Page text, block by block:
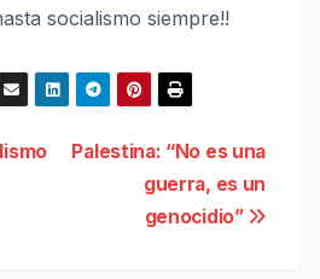
socialismo siempre!!
Palestina: “No es una
guerra, es un
genocidio”